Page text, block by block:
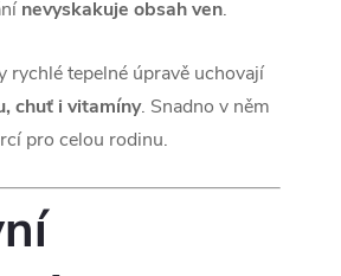
nevyskakuje obsah ven.
rychlé tepelné úpravě uchovají
chuť i vitamíny. Snadno v něm
pro celou rodinu.